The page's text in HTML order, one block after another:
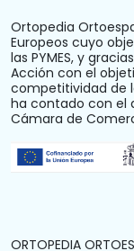
Ortopedia
Europeos cuyo
las PYMES, y
Acción con el
competitividad de
ha contado con el
Cámara de
ORTOPEDIA